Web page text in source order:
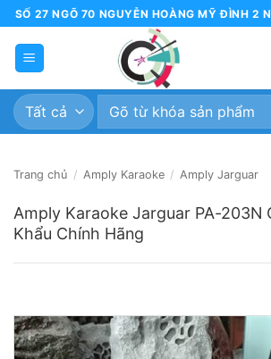
Bỏ
qua
dung
SỐ 27 NGÕ 70 NGUYỄN HOÀNG MỸ ĐÌNH 2
Tìm
Trang chủ / Amply Karaoke / Amply Jarguar
Amply Karaoke Jarguar PA-203N
Khẩu Chính Hãng